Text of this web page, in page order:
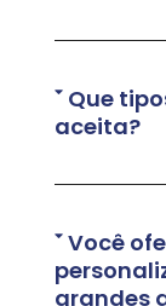
Que
aceita?
Você
grandes